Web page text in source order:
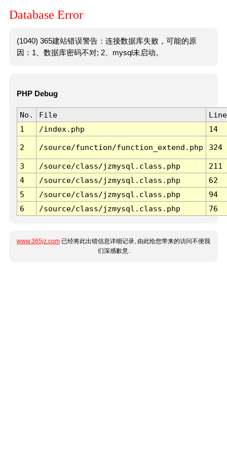
Database Error
(1040) 365建站错误警告：连接数据库失败，可能的原
因：1、数据库密码不对; 2、mysql未启动。
PHP Debug
No. File
Line
1
/index.php 14
2 /source/function/function_extend.php 324
3 /source/class/jzmysql.class.php
211
4
/source/class/jzmysql.class.php
62
5
/source/class/jzmysql.class.php
94
6
/source/class/jzmysql.class.php 76
www.365jz.com 已经将此出错信息详细记录, 由此给您带来的访问不便我
们深感歉意.